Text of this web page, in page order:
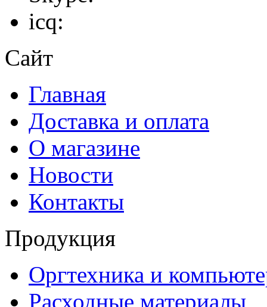
icq:
Сайт
Главная
Доставка и оплата
О магазине
Новости
Контакты
Продукция
Оргтехника и
Расходные материалы